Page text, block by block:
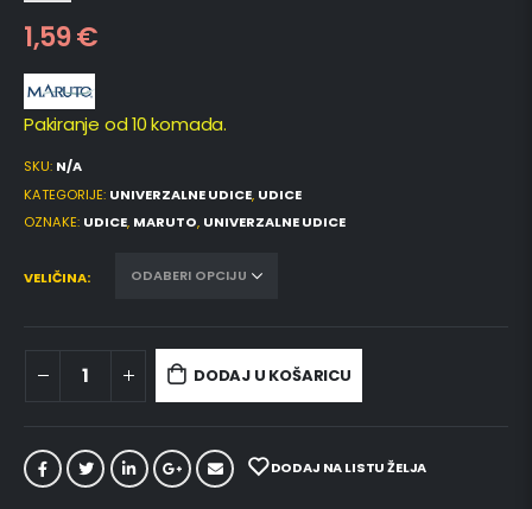
1,59€
Pakiranje od 10 komada.
SKU: N/A
KATEGORIJE: UNIVERZALNE UDICE, UDICE
OZNAKE: UDICE, MARUTO, UNIVERZALNE UDICE
VELIČINA
DODAJ U KOŠARICU
DODAJ NA LISTU ŽELJA